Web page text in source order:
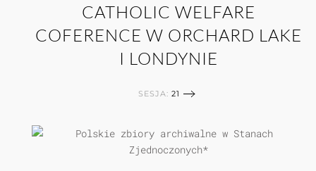
CATHOLIC WELFARE
COFERENCE W ORCHARD LAKE
I LONDYNIE
SESJA: 21